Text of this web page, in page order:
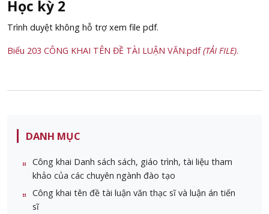
Học kỳ 2
Trình duyệt không hỗ trợ xem file pdf.
Biểu 203 CÔNG KHAI TÊN ĐỀ TÀI LUẬN VĂN.pdf(TẢI FILE).
DANH MỤC
Công khai Danh sách sách, giáo trình, tài liệu tham
khảo của các chuyên ngành đào tạo
Công khai tên đề tài luận văn thạc sĩ và luận án tiến
sĩ